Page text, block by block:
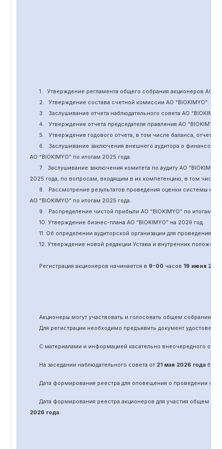
1. Утверждение регламента общего собрания акционеров АО “
2.
Утверждение состава счетной комиссии АО “BIOKIMYO”.
3.
Заслушивание отчета наблюдательного совета АО “BIOKIMYO
4.
Утверждение отчета председателя правления АО “BIOKIMYO
5.
Утверждение годового отчета, в том числе баланса, отчет о
6.
Заслушивание заключения внешнего аудитора о финансовой
АО “BIOKIMYO”по итогам 2025 года.
7.
Заслушивание заключения комитета по аудитуАО “BIOKIMYO
2025 года, по вопросам, входящим в их компетенцию, в том
8.
Рассмотрение результатов проведения оценки системы
АО “BIOKIMYO”по итогам 2025 года.
9.
Распределение чистой прибыли АО “BIOKIMYO”по итогам
10. Утверждение бизнес-плана АО “BIOKIMYO”на 2026 год.
11. Об определении аудиторской организации для проведения
12. Утверждение новой редакции Устава и внутренних
Регистрация акционеров начинается в 9-00 часов 19 июня 202
Акционеры могут участвовать и голосовать общем собрании
Для регистрации необходимо предъявить документ
С материалами и информацией касательно внеочередного
На заседании наблюдательного совета от 21 мая 2026 годабыло
Дата формирования реестра для оповещения о проведении
Дата формирования реестра акционеров для участия общем
2026 года.